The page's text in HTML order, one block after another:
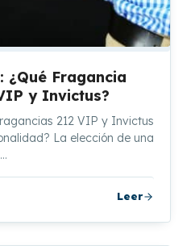
¿Qué Fragancia
y Invictus?
212 VIP y Invictus
La elección de una
Leer